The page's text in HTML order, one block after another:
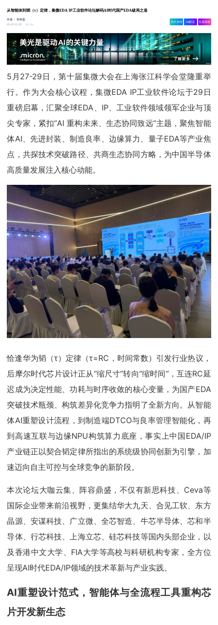
从智能体到韬（τ）定律，集微EDA IP工业软件论坛解码AI时代国产EDA破局之道
作者：朱秩磊
05-29 22:18
3.8w
相关舆情 AI解读 生成海报
5月27-29日，第十届集微大会在上海张江科学会堂隆重举
行。作为大会核心议程，集微EDA IP工业软件论坛于29日
重磅启幕，汇聚全球EDA、IP、工业软件领域领军企业与顶
尖专家，紧扣“AI 重构未来、生态协同致远”主题，聚焦智能
体AI、先进封装、制造良率、边缘算力、量子EDA等产业焦
点，共探技术突破路径、共商生态协同方略，为中国半导体
高质量发展注入核心动能。
恰逢华为韬（τ）定律（τ=RC，时间常数）引发行业热议，
后摩尔时代芯片设计正从“缩尺寸”转向“缩时间”，互连RC延
迟成为决定性能、功耗与时序收敛的核心变量，为国产EDA
突破技术瓶颈、构筑差异化竞争力指明了全新方向。从智能
体AI重塑设计流程，到制造端DTCO与良率管理智能化，再
到高速互联与边缘NPU构筑算力底座，事实上中国EDA/IP
产业链正以契合韬定律所指出的系统级协同创新为引擎，加
速迈向自主可控与全球竞争的新阶段。
本次论坛大咖云集、阵容鼎盛，不仅有新思科技、Ceva等
国际企业带来前沿视野，更集结华大九天、合见工软、东方
晶源、安谋科技、广立微、全芯智造、牛芯半导体、芯和半
导体、行芯科技、上海立芯、硅芯科技等国内头部企业，以
及香港中文大学、FIA大学等高校与科研机构专家，全方位
呈现AI时代EDA/IP领域的技术革新与产业实践。
AI重塑设计范式，智能体与全流程工具重构芯
片开发新生态